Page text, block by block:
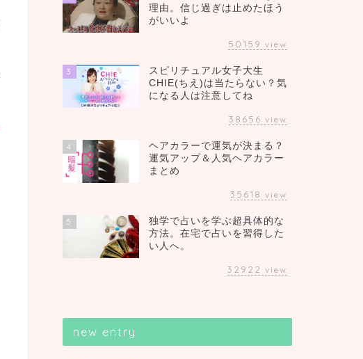
理由。信じ過ぎは止めたほう
がいいよ
50159 view
3
スピリチュアル女子大生
CHIE(ちえ)は当たらない？気
になる人は注意してね
38656 view
4
ヘアカラーで運気が決まる？
運気アップ＆人気ヘアカラー
まとめ
35618 view
5
独学で占いを学ぶ超具体的な
方法。在宅で占いを習得した
い人へ。
32922 view
new entry